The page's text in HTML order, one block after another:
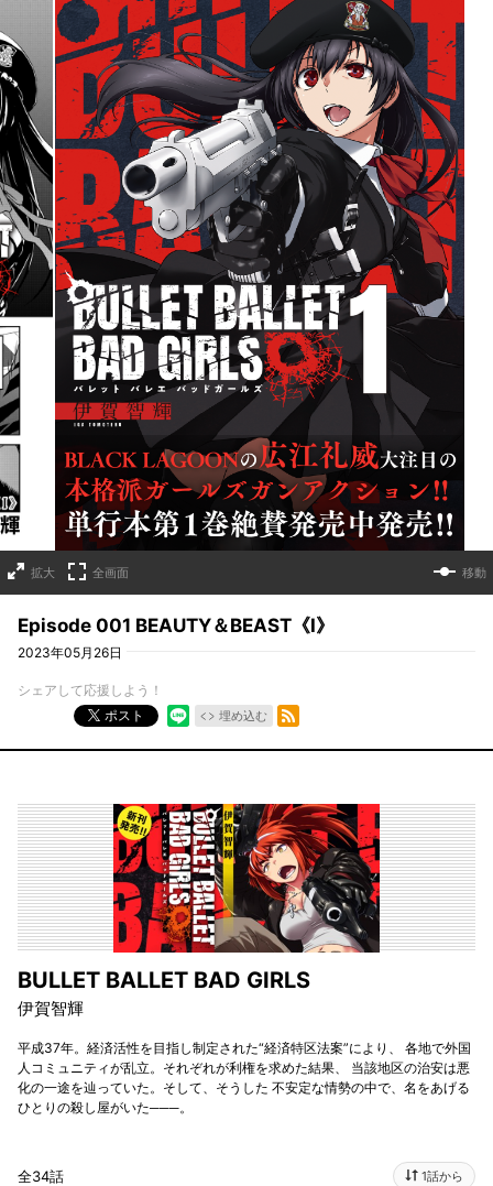
詳細ページへのリンク
拡大 全画面 移動
Episode 001 BEAUTY＆BEAST《Ⅰ》
2023年05月26日
シェアして応援しよう！
ポスト
埋め込む
RSSフィード
BULLET BALLET BAD GIRLS
伊賀智輝
平成37年。経済活性を目指し制定された“経済特区法案”により、 各地で外国
人コミュニティが乱立。それぞれが利権を求めた結果、 当該地区の治安は悪
化の一途を辿っていた。そして、そうした 不安定な情勢の中で、名をあげる
ひとりの殺し屋がいた───。
全34話 1話から